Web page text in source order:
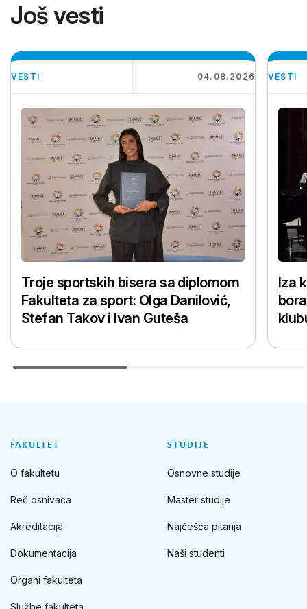
Još vesti
VESTI 04.08.2026
Troje sportskih bisera sa diplomom
Fakulteta za sport: Olga Danilović,
Stefan Takov i Ivan Guteša
VESTI
Iza
FAKULTET
O fakultetu
Reč osnivača
Akreditacija
Dokumentacija
Organi fakulteta
STUDIJE
Osnovne studije
Master studije
Najčešća pitanja
Naši studenti